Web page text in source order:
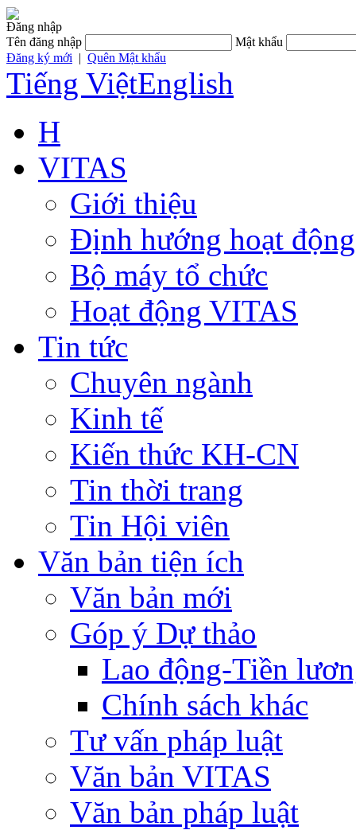
Đăng nhập
Tên đăng nhập
Mật khẩu
Đăng ký mới | Quên Mật khẩu
Tiếng ViệtEnglish
H
VITAS
Giới thiệu
Định hướng hoạt động
Bộ máy tổ chức
Hoạt động VITAS
Tin tức
Chuyên ngành
Kinh tế
Kiến thức KH-CN
Tin thời trang
Tin Hội viên
Văn bản tiện ích
Văn bản mới
Góp ý Dự thảo
Lao động-Tiền
Chính sách khác
Tư vấn pháp luật
Văn bản VITAS
Văn bản pháp luật